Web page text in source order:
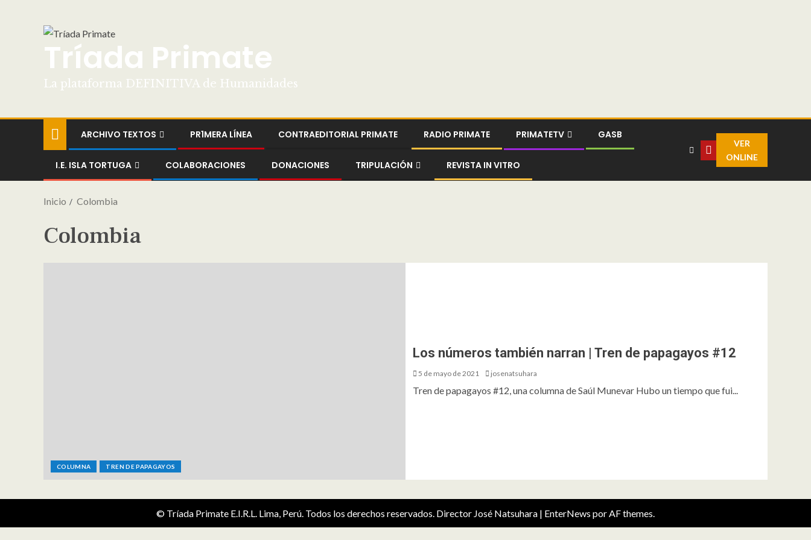
Tríada Primate
La plataforma DEFINITIVA de Humanidades
ARCHIVO TEXTOS PR1MERA LÍNEA CONTRAEDITORIAL PRIMATE RADIO PRIMATE PRIMATETV GASB
I.E. ISLA TORTUGA COLABORACIONES DONACIONES TRIPULACIÓN REVISTA IN VITRO
VER
ONLINE
Inicio Colombia
Colombia
COLUMNA TREN DE PAPAGAYOS
Los números también narran | Tren de papagayos #12
5 de mayo de 2021 josenatsuhara
Tren de papagayos #12, una columna de Saúl Munevar Hubo un tiempo que fui...
© Tríada Primate E.I.R.L. Lima, Perú. Todos los derechos reservados. Director José Natsuhara | EnterNews por AF themes.